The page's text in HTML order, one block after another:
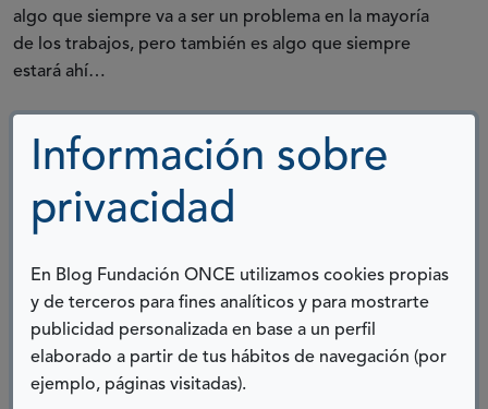
Información sobre
privacidad
En Blog Fundación ONCE utilizamos cookies propias
y de terceros para fines analíticos y para mostrarte
publicidad personalizada en base a un perfil
elaborado a partir de tus hábitos de navegación (por
ejemplo, páginas visitadas).
algo que siempre va a ser un problema en la mayoría
de los trabajos, pero también es algo que siempre
estará ahí…
pueblos tienen cosas buenas, y por lo tanto, creo
ellos una posibilidad de encontrar un puesto de
trabajo.
Por eso, si alguna vez alguien me preguntara:
¿Buscarías de nuevo un trabajo en un entorno rural?
Respondería que sí, sin dudarlo ni un solo momento.
Porque ya tenemos dificultades, pero sabemos